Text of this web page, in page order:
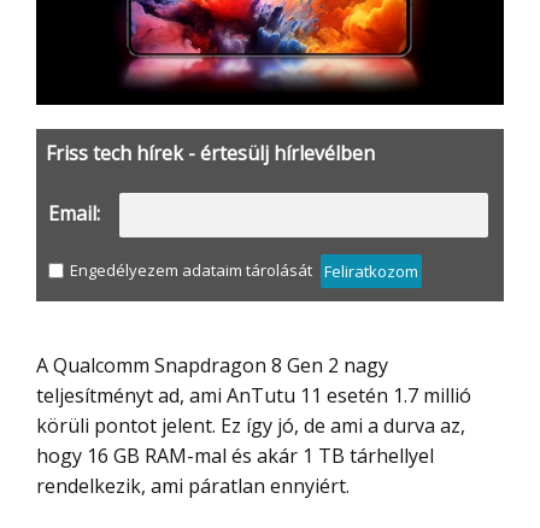
Friss tech hírek - értesülj hírlevélben
Email:
Engedélyezem adataim tárolását Feliratkozom
A Qualcomm Snapdragon 8 Gen 2 nagy
teljesítményt ad, ami AnTutu 11 esetén 1.7 millió
körüli pontot jelent. Ez így jó, de ami a durva az,
hogy 16 GB RAM-mal és akár 1 TB tárhellyel
rendelkezik, ami páratlan ennyiért.